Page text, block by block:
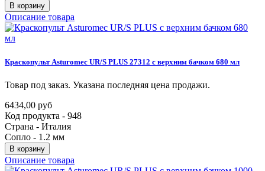
В корзину
Описание товара
Краскопульт Asturomec UR/S PLUS 27312 с верхним бачком 680 мл
Товар под заказ. Указана последняя цена продажи.
6434,00 руб
Код продукта - 948
Страна - Италия
Сопло - 1.2 мм
В корзину
Описание товара